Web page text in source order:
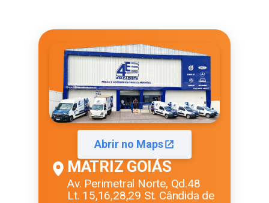
Abrir no Maps
MATRIZ GOIÁS
Av. Perimetral Norte, Qd.48
Lt. 15,16,28,29 St. Cândida de